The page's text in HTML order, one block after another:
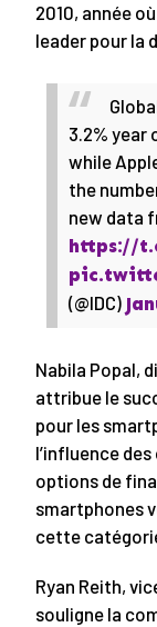
2010, année
leader pour la
3.2% year
while
the
new data
https://
(@IDC)
Nabila Popal,
attribue le
pour les
l’influence
options de
smartphones
cette
Ryan Reith,
souligne la